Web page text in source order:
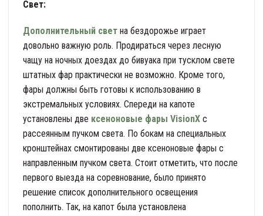
Свет:
Дополнительный свет на бездорожье играет
довольно важную роль. Продираться через лесную
чащу на ночных доездах до бивуака при тусклом свете
штатных фар практически не возможно. Кроме того,
фары должны быть готовы к использованию в
экстремальных условиях. Спереди на капоте
установлены две ксеноновые фары VisionX с
рассеянным пучком света. По бокам на специальных
кронштейнах смонтированы две ксеноновые фары с
направленным пучком света. Стоит отметить, что после
первого выезда на соревнование, было принято
решение список дополнительного освещения
пополнить. Так, на капот была установлена